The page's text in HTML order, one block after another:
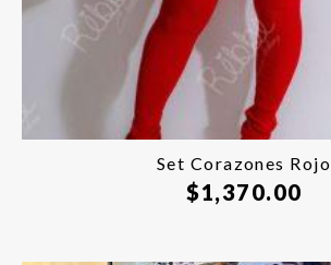
Set Corazones Rojo
$1,370.00